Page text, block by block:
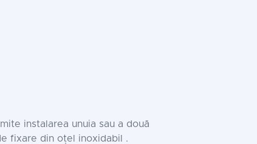
instalarea unuia sau a două
fixare din oțel inoxidabil .